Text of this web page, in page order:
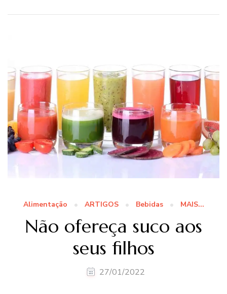
Alimentação ARTIGOS Bebidas MAIS...
Não ofereça suco aos
seus filhos
27/01/2022